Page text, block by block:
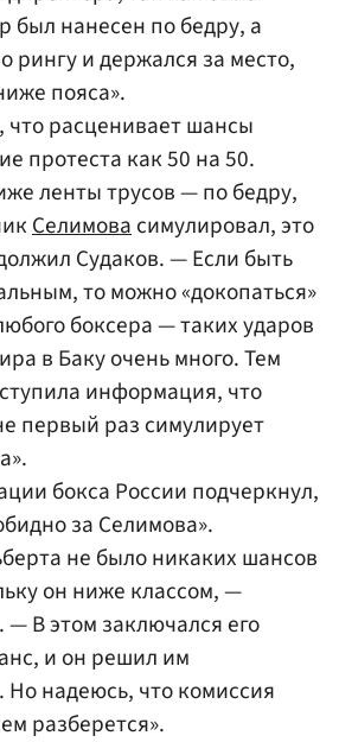
был нанесен по бедру, а
рингу и держался за место,
пояса».
что расценивает шансы
протеста как 50 на 50.
ленты трусов — по бедру,
Селимовасимулировал, это
Судаков. — Если быть
то можно «докопаться»
боксера — таких ударов
в Баку очень много. Тем
информация, что
первый раз симулирует
бокса России подчеркнул,
за Селимова».
не было никаких шансов
он ниже классом, —
— В этом заключался его
и он решил им
Но надеюсь, что комиссия
разберется».